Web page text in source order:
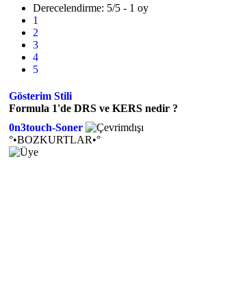
Derecelendirme: 5/5 - 1 oy
1
2
3
4
5
Gösterim Stili
Formula 1'de DRS ve KERS nedir ?
0n3touch-Soner
°•BOZKURTLAR•°